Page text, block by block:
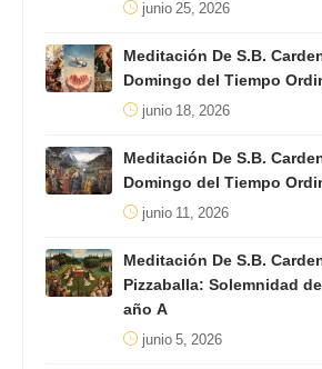
junio 25, 2026
Meditación De S.B.
Domingo del Tiempo
junio 18, 2026
Meditación De S.B.
Domingo del Tiempo
junio 11, 2026
Meditación De S.B.
Pizzaballa: Solemnidad
año A
junio 5, 2026